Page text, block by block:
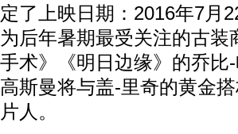
定了上映日期：2016年7月
为后年暑期最受关注的古
手术》《明日边缘》的乔
高斯曼将与盖-里奇的黄金
片人。